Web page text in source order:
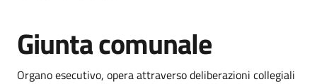
Giunta comunale
Organo esecutivo, opera attraverso deliberazioni collegiali